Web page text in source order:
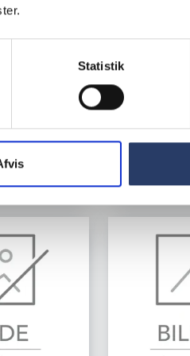
Statistik
KURV
Varenr.
leveringstid 21
2.320,00